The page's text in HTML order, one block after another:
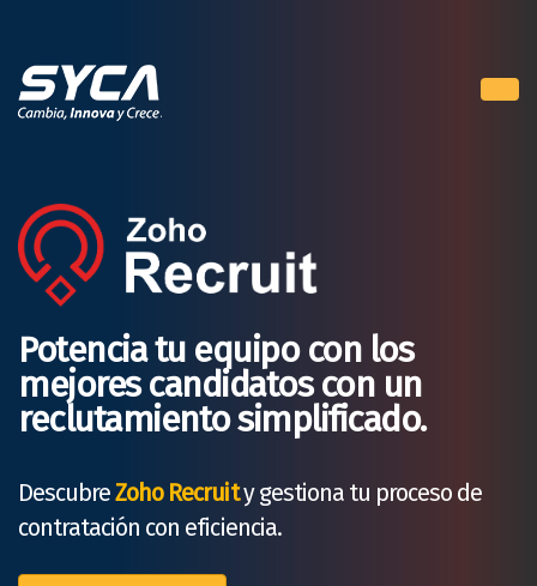
Potencia tu equipo con los
mejores candidatos con un
reclutamiento simplificado.
DescubreZoho Recruity gestiona tu proceso de
contratación con eficiencia.